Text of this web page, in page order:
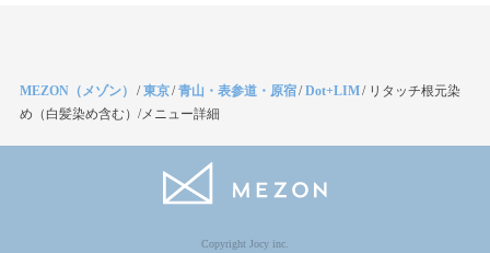
MEZON（メゾン） /東京/青山・表参道・原宿/Dot+LIM/ リタッチ根元染
め（白髪染め含む）/メニュー詳細
Copyright Jocy inc.